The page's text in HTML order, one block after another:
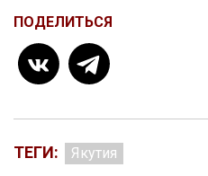
ПОДЕЛИТЬСЯ
ТЕГИ: Якутия